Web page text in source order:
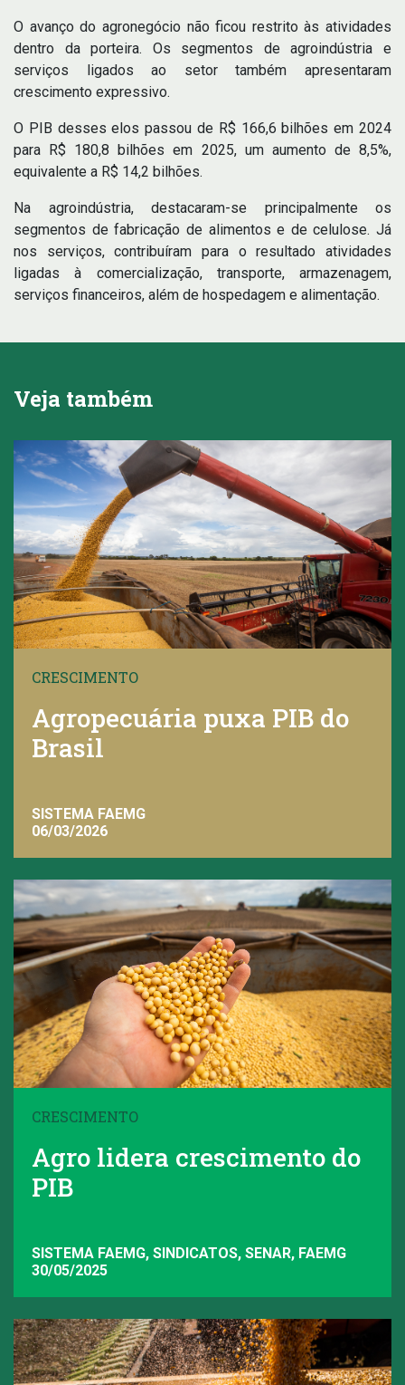
O avanço do agronegócio não ficou restrito às atividades
dentro da porteira. Os segmentos de agroindústria e
serviços ligados ao setor também apresentaram
crescimento expressivo.
O PIB desses elos passou de R$ 166,6 bilhões em 2024
para R$ 180,8 bilhões em 2025, um aumento de 8,5%,
equivalente a R$ 14,2 bilhões.
Na agroindústria, destacaram-se principalmente os
segmentos de fabricação de alimentos e de celulose. Já
nos serviços, contribuíram para o resultado atividades
ligadas à comercialização, transporte, armazenagem,
serviços financeiros, além de hospedagem e alimentação.
Veja também
CRESCIMENTO
Agropecuária puxa PIB do
Brasil
SISTEMA FAEMG
06/03/2026
CRESCIMENTO
Agro lidera crescimento do
PIB
SISTEMA FAEMG, SINDICATOS, SENAR, FAEMG
30/05/2025